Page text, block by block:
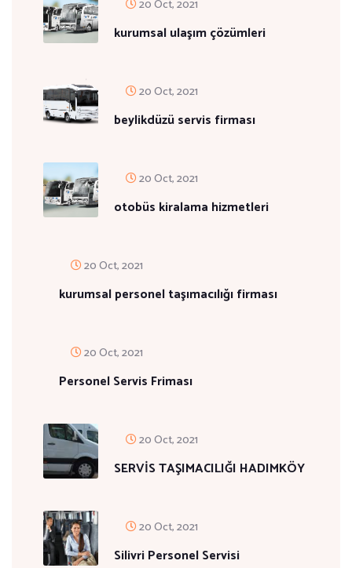
20 Oct, 2021
kurumsal ulaşım çözümleri
20 Oct, 2021
beylikdüzü servis firması
20 Oct, 2021
otobüs kiralama hizmetleri
20 Oct, 2021
kurumsal personel taşımacılığı firması
20 Oct, 2021
Personel Servis Friması
20 Oct, 2021
SERVİS TAŞIMACILIĞI HADIMKÖY
20 Oct, 2021
Silivri Personel Servisi